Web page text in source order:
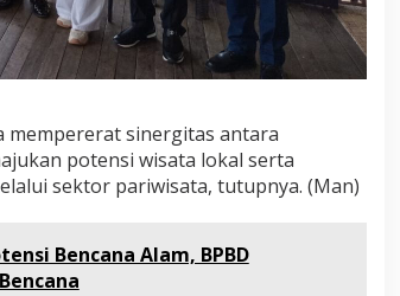
mempererat sinergitas antara
potensi wisata lokal serta
sektor pariwisata, tutupnya. (Man)
Bencana Alam, BPBD